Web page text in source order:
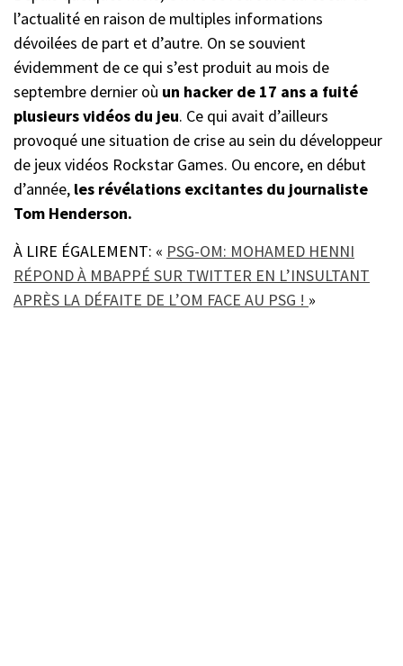
l’actualité en raison de multiples informations
dévoilées de part et d’autre. On se souvient
évidemment de ce qui s’est produit au mois de
septembre dernier où un hacker de 17 ans a fuité
plusieurs vidéos du jeu. Ce qui avait d’ailleurs
provoqué une situation de crise au sein du développeur
de jeux vidéos Rockstar Games. Ou encore, en début
d’année, les révélations excitantes du journaliste
Tom Henderson.
À LIRE ÉGALEMENT: « PSG-OM: MOHAMED HENNI
RÉPOND À MBAPPÉ SUR TWITTER EN L’INSULTANT
APRÈS LA DÉFAITE DE L’OM FACE AU PSG ! »